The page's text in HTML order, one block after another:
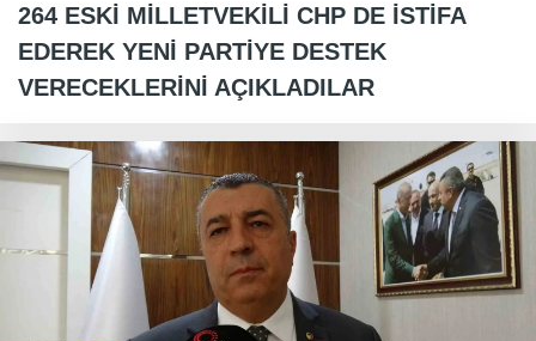
264 ESKİ MİLLETVEKİLİ CHP DE İSTİFA
EDEREK YENİ PARTİYE DESTEK
VERECEKLERİNİ AÇIKLADILAR